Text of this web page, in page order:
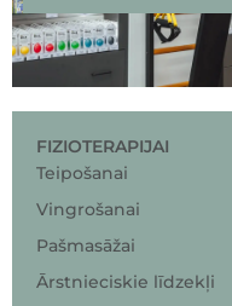
FIZIOTERAPIJAI
Teipošanai
Vingrošanai
Pašmasāžai
Ārstnieciskie līdzekļi